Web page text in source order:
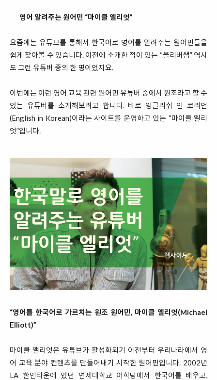
영어 알려주는 원어민 “마이클 엘리엇”
요즘에는 유튜브를 통해서 한국어로 영어를 알려주는 원어민들을
쉽게 찾아볼 수 있습니다. 이전에 소개한 적이 있는 “올리버쌤” 역시
도 그런 유튜버 중의 한 명이었지요.
이번에는 이런 영어 교육 관련 원어민 유튜버 중에서 원조라고 할 수
있는 유튜버를 소개해보려고 합니다. 바로 잉글리쉬 인 코리언
(English in Korean)이라는 사이트를 운영하고 있는 “마이클 엘리
엇”입니다.
“영어를 한국어로 가르치는 원조 원어민, 마이클 엘리엇(Michael
Elliott)”
마이클 앨리엇은 유튜브가 활성화되기 이전부터 우리나라에서 영
어 교육 분야 컨텐츠를 만들어내기 시작한 원어민입니다. 2002년
LA 한인타운에 있던 연세대학교 어학당에서 한국어를 배우고,